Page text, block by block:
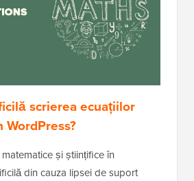
scrierea ecuațiilor
WordPress?
și științifice în
din cauza lipsei de suport